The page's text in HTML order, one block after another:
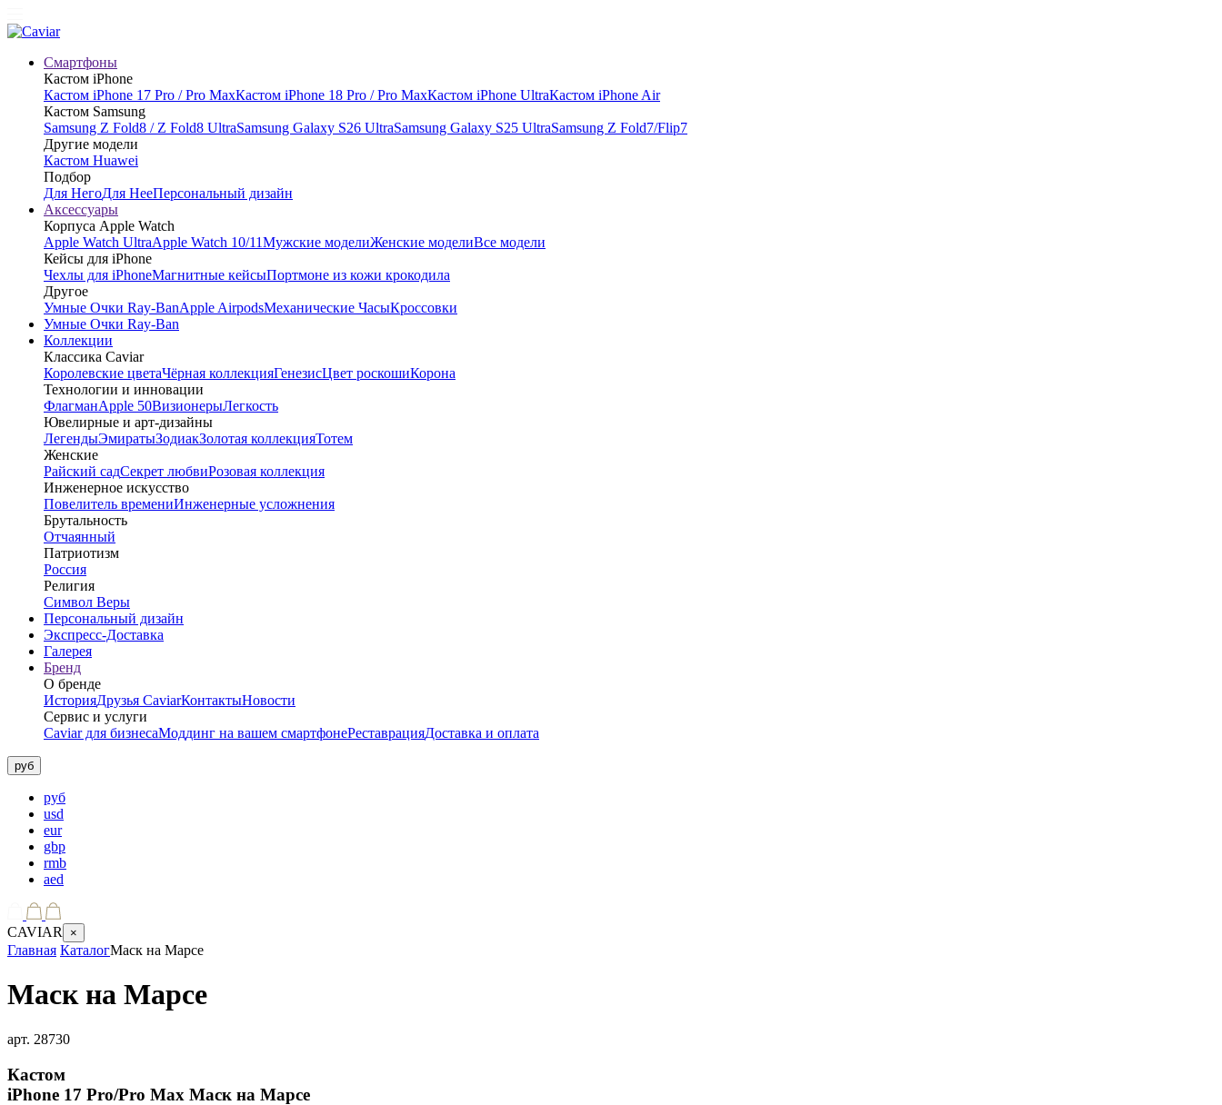
Смартфоны
Кастом iPhone
Кастом iPhone 17 Pro / Pro MaxКастом iPhone 18 Pro / Pro MaxКастом iPhone UltraКастом iPhone Air
Кастом Samsung
Samsung Z Fold8 / Z Fold8 UltraSamsung Galaxy S26 UltraSamsung Galaxy S25 UltraSamsung Z Fold7/Flip7
Другие модели
Кастом Huawei
Подбор
Для НегоДля НееПерсональный дизайн
Аксессуары
Корпуса Apple Watch
Apple Watch UltraApple Watch 10/11Мужские моделиЖенские моделиВсе модели
Кейсы для iPhone
Чехлы для iPhoneМагнитные кейсыПортмоне из кожи крокодила
Другое
Умные Очки Ray-BanApple AirpodsМеханические ЧасыКроссовки
Умные Очки Ray-Ban
Коллекции
Классика Caviar
Королевские цветаЧёрная коллекцияГенезисЦвет роскошиКорона
Технологии и инновации
ФлагманApple 50ВизионерыЛегкость
Ювелирные и арт-дизайны
ЛегендыЭмиратыЗодиакЗолотая коллекцияТотем
Женские
Райский садСекрет любвиРозовая коллекция
Инженерное искусство
Повелитель времениИнженерные усложнения
Брутальность
Отчаянный
Патриотизм
Россия
Религия
Символ Веры
Персональный дизайн
Экспресс-Доставка
Галерея
Бренд
О бренде
ИсторияДрузья CaviarКонтактыНовости
Сервис и услуги
Caviar для бизнесаМоддинг на вашем смартфонеРеставрацияДоставка и оплата
руб
руб
usd
eur
gbp
rmb
aed
CAVIAR ×
Главная КаталогМаск на Марсе
Маск на Марсе
арт. 28730
Кастом
iPhone 17 Pro/Pro Max Маск на Марсе